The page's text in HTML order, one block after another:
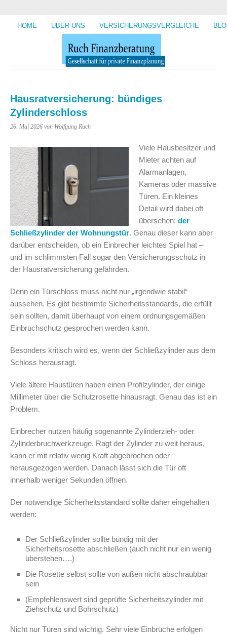
HOME ÜBER UNS VERSICHERUNGSVERGLEICHE
Hausratversicherung: bündiges
Zylinderschloss
26. Mai 2026 von Wolfgang Ruch
Viele Hausbesitzer und
Mieter achten auf
Alarmanlagen,
Kameras oder massive
Türen. Ein kleines
Detail wird dabei oft
übersehen: der
Schließzylinder der Wohnungstür. Genau dieser kann aber
darüber entscheiden, ob ein Einbrecher leichtes Spiel hat –
und im schlimmsten Fall sogar den Versicherungsschutz in
der Hausratversicherung gefährden.
Denn ein Türschloss muss nicht nur „irgendwie stabil“
aussehen. Es gibt bestimmte Sicherheitsstandards, die erfüllt
sein sollten, damit überhaupt von einem ordnungsgemäßen
Einbruchschutz gesprochen werden kann.
Besonders kritisch wird es, wenn der Schließzylinder aus dem
Schloss herausragt.
Viele ältere Haustüren haben einen Profilzylinder, der einige
Millimeter über die Schutzrosette hinausragt. Genau das ist ein
Problem.
Einbrecher nutzen häufig sogenannte Zylinderzieh- oder
Zylinderbruchwerkzeuge. Ragt der Zylinder zu weit heraus,
kann er mit relativ wenig Kraft abgebrochen oder
herausgezogen werden. Danach lässt sich die Tür oft
innerhalb weniger Sekunden öffnen.
Der notwendige Sicherheitsstandard sollte daher eingehalten
werden:
Der Schließzylinder sollte bündig mit der
Sicherheitsrosette abschließen (auch nicht nur ein wenig
überstehen….)
Die Rosette selbst sollte von außen nicht abschraubbar
sein
(Empfehlenswert sind geprüfte Sicherheitszylinder mit
Ziehschutz und Bohrschutz)
Nicht nur Türen sind wichtig. Sehr viele Einbrüche erfolgen